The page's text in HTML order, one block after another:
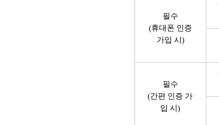
필수
(휴대폰 인증
가입 시)
필수
(간편 인증 가
입 시)